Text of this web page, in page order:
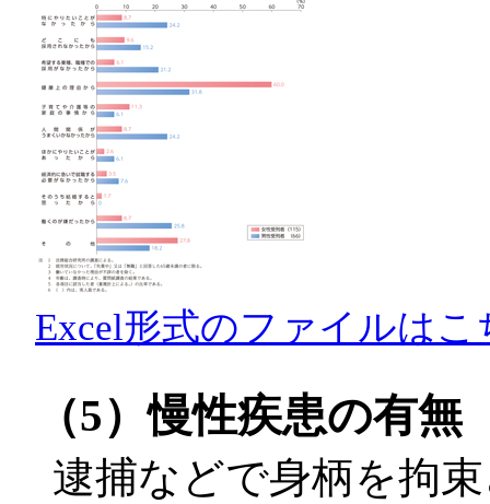
Excel形式のファイルはこ
（5）慢性疾患の有無
逮捕などで身柄を拘